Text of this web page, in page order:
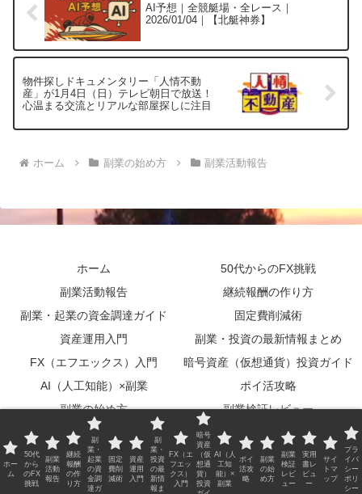
AI予想｜全競艇場・全レース｜
2026/01/04｜【北艇神券】
物件探しドキュメンタリー「人情不動
産」が1月4日（日）テレビ朝日で放送！
心温まる交流とリアルな部屋探しに注目
ホーム 副業の始め方 副業活動報告
ホーム
50代からのFX挑戦
副業活動報告
継続報酬の作り方
副業・起業の資金調達ガイド
固定費削減術
資産運用入門
副業・投資の最新情報まとめ
FX（エフエックス）入門
暗号資産（仮想通貨）投資ガイド
AI（人工知能）×副業
ポイ活攻略
副業の始め方
副業検証レビュー
実用書レビュー
サイトマップ
プライバシーポリシー
© 2026 Blog Guide All Rights Reserved.
ホー
ム
50代
から
のFX
挑戦
副業
活動
報告
継続
報酬
の作
り方
副
業・
起業
の資
金調
達ガ
固定
費削
減術
資産
運用
入門
副
業・
投資
の最
新情
報ま
FX（エ
フエッ
クス）
入門
暗号
資産
（仮
想通
貨）
投資
AI（人
工知
能）×
副業
ポイ
活攻
略
副業
の始
め方
副業
検証
レビ
ュー
実用
書レ
ビュ
ー
サイ
トマ
ップ
プラ
イバ
シー
ポリ
シー